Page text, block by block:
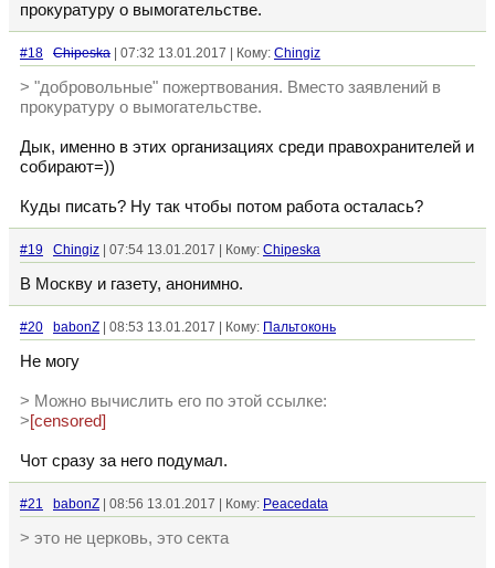
прокуратуру о вымогательстве.
#18 Chipeska | 07:32 13.01.2017 | Кому: Chingiz
> "добровольные" пожертвования. Вместо заявлений в
прокуратуру о вымогательстве.
Дык, именно в этих организациях среди правохранителей и
собирают=))
Куды писать? Ну так чтобы потом работа осталась?
#19 Chingiz | 07:54 13.01.2017 | Кому: Chipeska
В Москву и газету, анонимно.
#20 babonZ | 08:53 13.01.2017 | Кому: Пальтоконь
Не могу
> Можно вычислить его по этой ссылке:
>[censored]
Чот сразу за него подумал.
#21 babonZ | 08:56 13.01.2017 | Кому: Peacedata
> это не церковь, это секта